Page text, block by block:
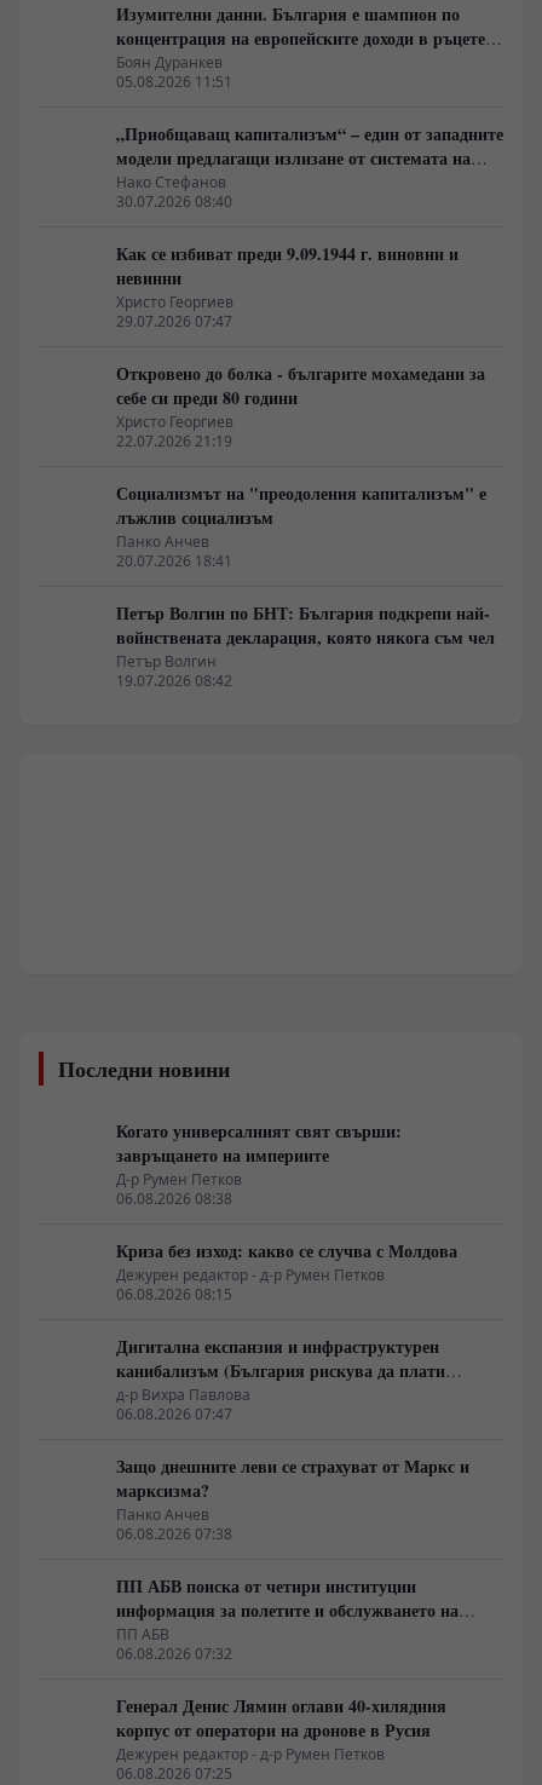
Изумителни данни. България е шампион по
концентрация на европейските доходи в ръцете
на най-богатия 1%, надминава и САЩ
Боян Дуранкев
05.08.2026 11:51
„Приобщаващ капитализъм“ – един от западните
модели предлагащи излизане от системата на
неолиберализма
Нако Стефанов
30.07.2026 08:40
Как се избиват преди 9.09.1944 г. виновни и
невинни
Христо Георгиев
29.07.2026 07:47
Откровено до болка - българите мохамедани за
себе си преди 80 години
Христо Георгиев
22.07.2026 21:19
Социализмът на "преодоления капитализъм" е
лъжлив социализъм
Панко Анчев
20.07.2026 18:41
Петър Волгин по БНТ: България подкрепи най-
войнствената декларация, която някога съм чел
Петър Волгин
19.07.2026 08:42
Последни новини
Когато универсалният свят свърши:
завръщането на империите
Д-р Румен Петков
06.08.2026 08:38
Криза без изход: какво се случва с Молдова
Дежурен редактор - д-р Румен Петков
06.08.2026 08:15
Дигитална експанзия и инфраструктурен
канибализъм (България рискува да плати
дигиталната трансформация на Европа с
екологична катастрофа!)
д-р Вихра Павлова
06.08.2026 07:47
Защо днешните леви се страхуват от Маркс и
марксизма?
Панко Анчев
06.08.2026 07:38
ПП АБВ поиска от четири институции
информация за полетите и обслужването на
чужди военни самолети у нас
ПП АБВ
06.08.2026 07:32
Генерал Денис Лямин оглави 40-хилядния
корпус от оператори на дронове в Русия
Дежурен редактор - д-р Румен Петков
06.08.2026 07:25